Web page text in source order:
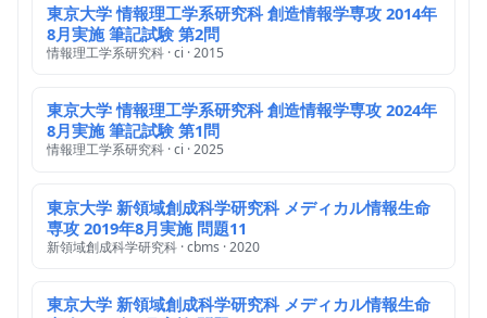
東京大学 情報理工学系研究科 創造情報学専攻 2014年
8月実施 筆記試験 第2問
情報理工学系研究科 · ci · 2015
東京大学 情報理工学系研究科 創造情報学専攻 2024年
8月実施 筆記試験 第1問
情報理工学系研究科 · ci · 2025
東京大学 新領域創成科学研究科 メディカル情報生命
専攻 2019年8月実施 問題11
新領域創成科学研究科 · cbms · 2020
東京大学 新領域創成科学研究科 メディカル情報生命